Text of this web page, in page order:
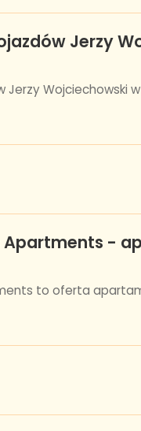
Jerzy
Jerzy Wojciechowski
-
to oferta